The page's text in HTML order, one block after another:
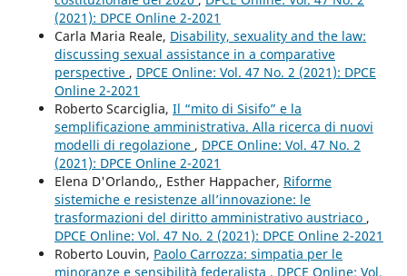
(2021): DPCE Online 2-2021
Carla Maria Reale, Disability, sexuality and the law:
discussing sexual assistance in a comparative
perspective , DPCE Online: Vol. 47 No. 2 (2021): DPCE
Online 2-2021
Roberto Scarciglia, Il “mito di Sisifo” e la
semplificazione amministrativa. Alla ricerca di nuovi
modelli di regolazione , DPCE Online: Vol. 47 No. 2
(2021): DPCE Online 2-2021
Elena D'Orlando,, Esther Happacher, Riforme
sistemiche e resistenze all’innovazione: le
trasformazioni del diritto amministrativo austriaco ,
DPCE Online: Vol. 47 No. 2 (2021): DPCE Online 2-2021
Roberto Louvin, Paolo Carrozza: simpatia per le
minoranze e sensibilità federalista , DPCE Online: Vol.